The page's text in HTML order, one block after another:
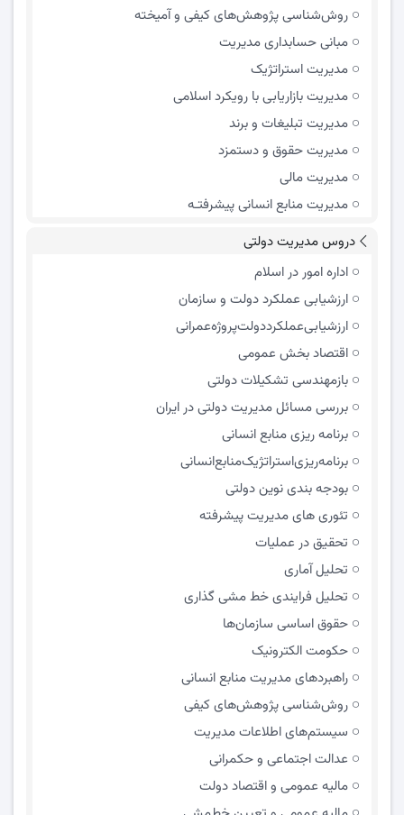
روش‌شناسی پژوهش‌های کیفی و آمیخته
مبانی حسابداری مدیریت
مدیریت استراتژیک
مدیریت بازاریابی با رویکرد اسلامی
مدیریت تبلیغات و برند
مدیریت حقوق و دستمزد
مدیریت مالی
مدیریت منابع انسانی پیشرفتـه
دروس مدیریت دولتی
اداره امور در اسلام
ارزشیابی عملکرد دولت و سازمان
ارزشیابی‌عملکرد‌دولت‌پروژه‌عمرانی
اقتصاد بخش عمومی
بازمهندسی تشکیلات دولتی
بررسی مسائل مدیریت دولتی در ایران
برنامه ریزی منابع انسانی
برنامه‌ریزی‌استراتژیک‌منابع‌انسانی
بودجه بندی نوین دولتی
تئوری های مدیریت پیشرفته
تحقیق در عملیات
تحلیل آماری
تحلیل فرایندی خط مشی گذاری
حقوق اساسی سازمان‌ها
حکومت الکترونیک
راهبردهای مدیریت منابع انسانی
روش‌شناسی پژوهش‌های کیفی
سیستم‌های اطلاعات مدیریت
عدالت اجتماعی و حکمرانی
مالیه عمومی و اقتصاد دولت